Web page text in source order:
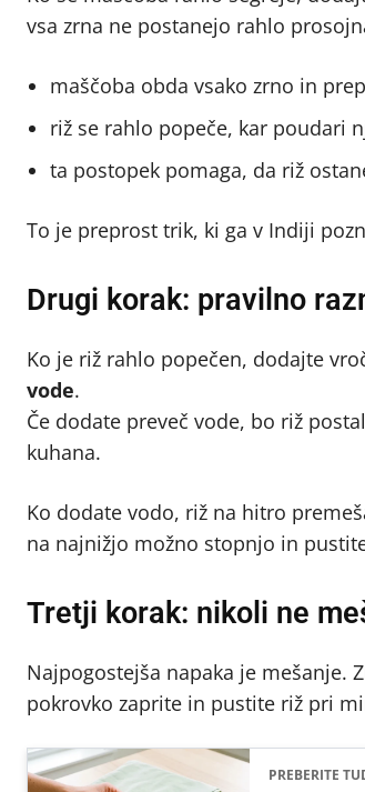
vsa zrna ne postanejo rahlo
maščoba obda vsako zrno in
riž se rahlo popeče, kar poudari
ta postopek pomaga, da riž
To je preprost trik, ki ga v Indiji
Drugi korak: pravilno
Ko je riž rahlo popečen, dodajte
vode.
Če dodate preveč vode, bo riž
kuhana.
Ko dodate vodo, riž na hitro
na najnižjo možno stopnjo in
Tretji korak: nikoli ne
Najpogostejša napaka je mešanje.
pokrovko zaprite in pustite riž pri
PREBERITE